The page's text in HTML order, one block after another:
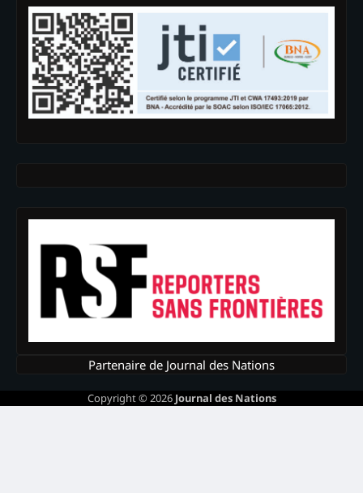
Partenaire de Journal des Nations
Copyright © 2026 Journal des Nations